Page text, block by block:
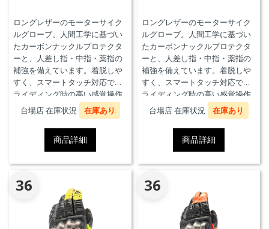
ロングレザーのモーターサイク
ルグローブ。人間工学に基づい
たカーボンナックルプロテクタ
ーと、人差し指・中指・薬指の
補強を備えています。着脱しや
すく、スマートタッチ対応で、
ライディング時の高い感覚操作
性と抜群の快適性を実現。
台場店 在庫状況 在庫あり
商品詳細
ロングレザーのモーターサイク
ルグローブ。人間工学に基づい
たカーボンナックルプロテクタ
ーと、人差し指・中指・薬指の
補強を備えています。着脱しや
すく、スマートタッチ対応で、
ライディング時の高い感覚操作
性と抜群の快適性を実現。
台場店 在庫状況 在庫あり
商品詳細
36 36